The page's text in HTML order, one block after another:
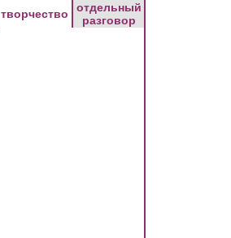
творчество
отдельный
разговор